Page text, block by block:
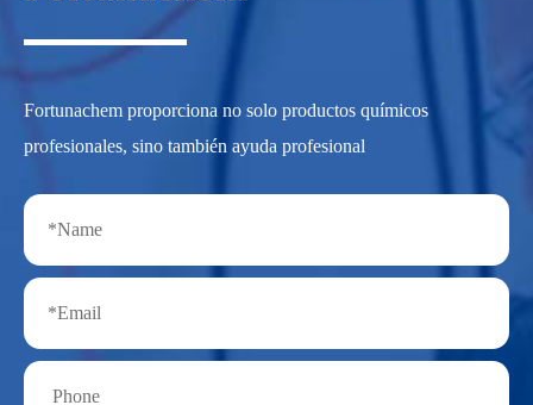
Fortunachem proporciona no solo productos químicos
profesionales, sino también ayuda profesional